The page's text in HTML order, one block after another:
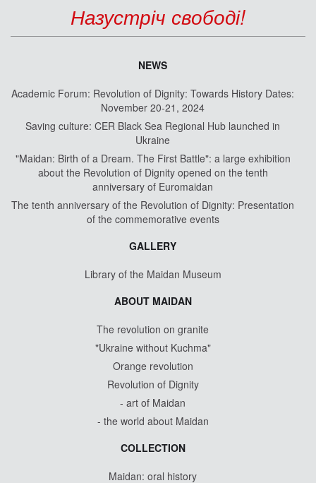
Назустріч свободі!
NEWS
Academic Forum: Revolution of Dignity: Towards History Dates:
November 20-21, 2024
Saving culture: CER Black Sea Regional Hub launched in
Ukraine
"Maidan: Birth of a Dream. The First Battle": a large exhibition
about the Revolution of Dignity opened on the tenth
anniversary of Euromaidan
The tenth anniversary of the Revolution of Dignity: Presentation
of the commemorative events
GALLERY
Library of the Maidan Museum
ABOUT MAIDAN
The revolution on granite
"Ukraine without Kuchma"
Orange revolution
Revolution of Dignity
- art of Maidan
- the world about Maidan
COLLECTION
Maidan: oral history